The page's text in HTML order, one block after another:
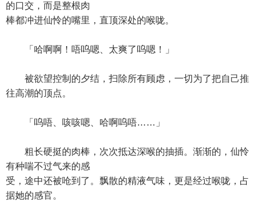
的口交，而是整根肉
棒都冲进仙怜的嘴里，直顶深处的喉咙。
「哈啊啊！唔呜嗯、太爽了呜嗯！」
被欲望控制的夕结，扫除所有顾虑，一切为了把自己推
往高潮的顶点。
「呜唔、咳咳嗯、哈啊呜唔……」
粗长硬挺的肉棒，次次抵达深喉的抽插。渐渐的，仙怜
有种喘不过气来的感
受，途中还被呛到了。飘散的精液气味，更是经过喉咙，占
据她的感官。